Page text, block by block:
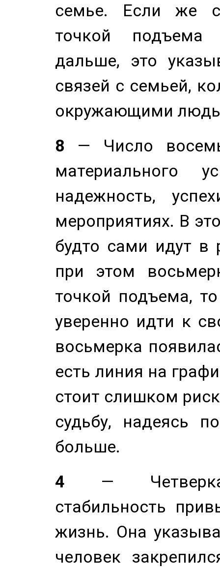
семье. Если же
точкой
дальше, это
связей с семьей,
окружающими
8 — Число
материального
надежность,
мероприятиях. В
будто сами идут в
при этом
точкой подъема,
уверенно идти к
восьмерка
есть линия на
стоит слишком
судьбу, надеясь
больше.
4 — Четверка
стабильность
жизнь. Она
человек